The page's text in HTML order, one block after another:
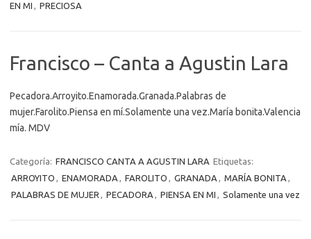
EN MI , PRECIOSA
Francisco – Canta a Agustin Lara
Pecadora.Arroyito.Enamorada.Granada.Palabras de
mujer.Farolito.Piensa en mí.Solamente una vez.María bonita.Valencia
mía. MDV
Categoría: FRANCISCO CANTA A AGUSTIN LARA Etiquetas:
ARROYITO , ENAMORADA , FAROLITO , GRANADA , MARÍA BONITA ,
PALABRAS DE MUJER , PECADORA , PIENSA EN MI , Solamente una vez